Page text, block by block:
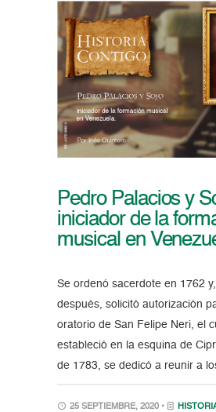
Pedro Palacios y
iniciador de la
musical en
Se ordenó sacerdote en 1762
después, solicitó autorización
oratorio de San Felipe Neri, el
estableció en la esquina de
de 1783, se dedicó a reunir a
25 SEPTIEMBRE, 2020 •